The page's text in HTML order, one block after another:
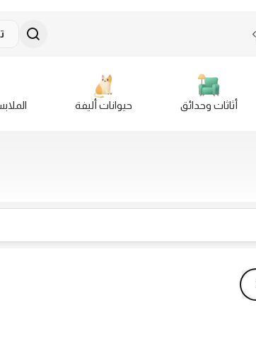
أثاثات وحدائق حيوانات أليفة